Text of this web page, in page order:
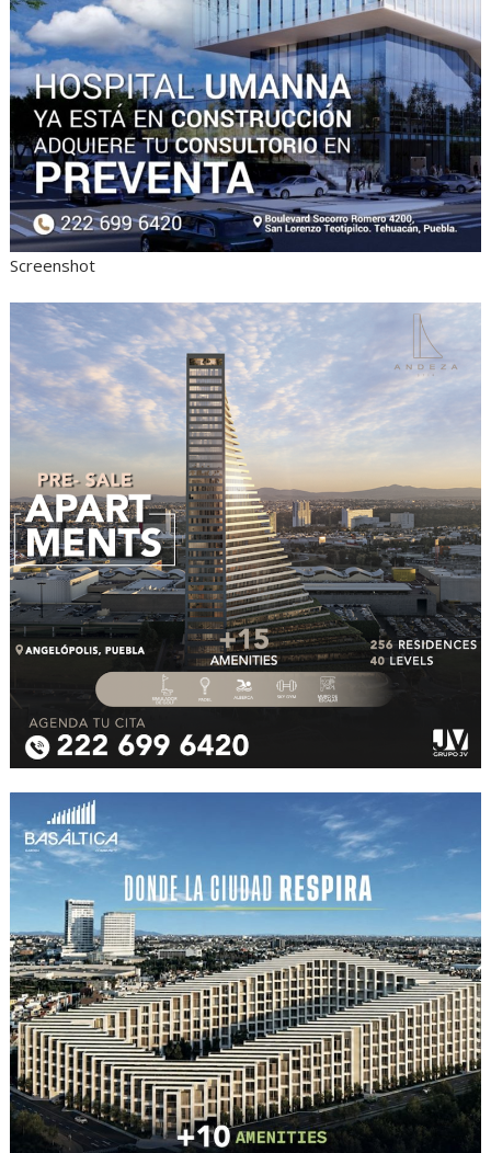
Screenshot